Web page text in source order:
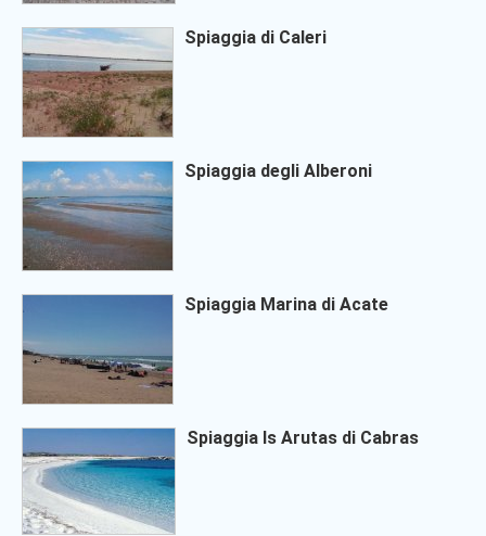
Spiaggia di Caleri
Spiaggia degli Alberoni
Spiaggia Marina di Acate
Spiaggia Is Arutas di Cabras